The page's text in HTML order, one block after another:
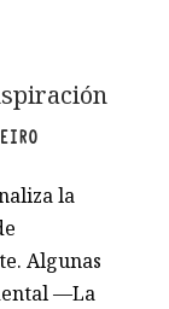
la
Algunas
—La